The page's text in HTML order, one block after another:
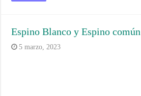
Espino Blanco y Espino común
5 marzo, 2023